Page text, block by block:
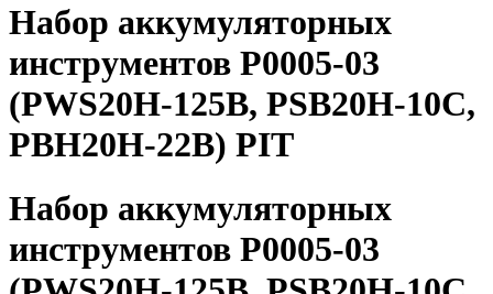
Набор аккумуляторных
инструментов P0005-03
(PWS20H-125B, PSB20H-10C,
PBH20H-22B) PIT
Набор аккумуляторных
инструментов P0005-03